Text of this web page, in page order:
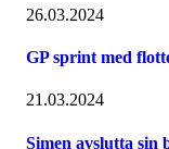
26.03.2024
GP sprint med
21.03.2024
Simen avslutta sin